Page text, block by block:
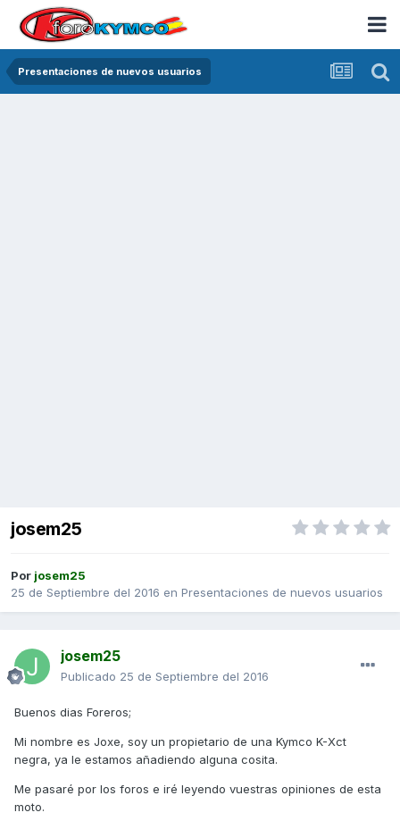
Presentaciones de nuevos usuarios
josem25
Por josem25
25 de Septiembre del 2016 en Presentaciones de nuevos usuarios
josem25
Publicado 25 de Septiembre del 2016
Buenos dias Foreros;
Mi nombre es Joxe, soy un propietario de una Kymco K-Xct
negra, ya le estamos añadiendo alguna cosita.
Me pasaré por los foros e iré leyendo vuestras opiniones de esta
moto.